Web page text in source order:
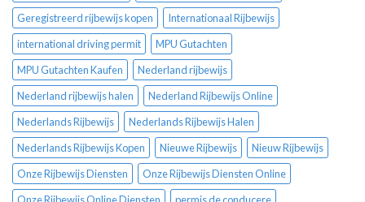
Geregistreerd rijbewijs kopen
Internationaal Rijbewijs
international driving permit
MPU Gutachten
MPU Gutachten Kaufen
Nederland rijbewijs
Nederland rijbewijs halen
Nederland Rijbewijs Online
Nederlands Rijbewijs
Nederlands Rijbewijs Halen
Nederlands Rijbewijs Kopen
Nieuwe Rijbewijs
Nieuw Rijbewijs
Onze Rijbewijs Diensten
Onze Rijbewijs Diensten Online